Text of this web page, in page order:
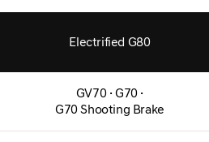
Electrified G80
GV70 · G70 ·
G70 Shooting Brake